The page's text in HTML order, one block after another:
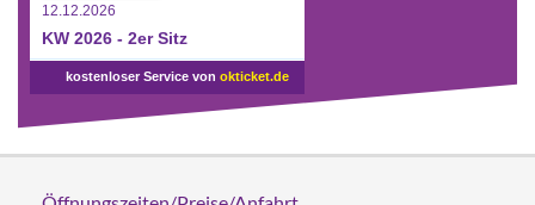
12.12.2026
KW 2026 - 2er Sitz
kostenloser Service von okticket.de